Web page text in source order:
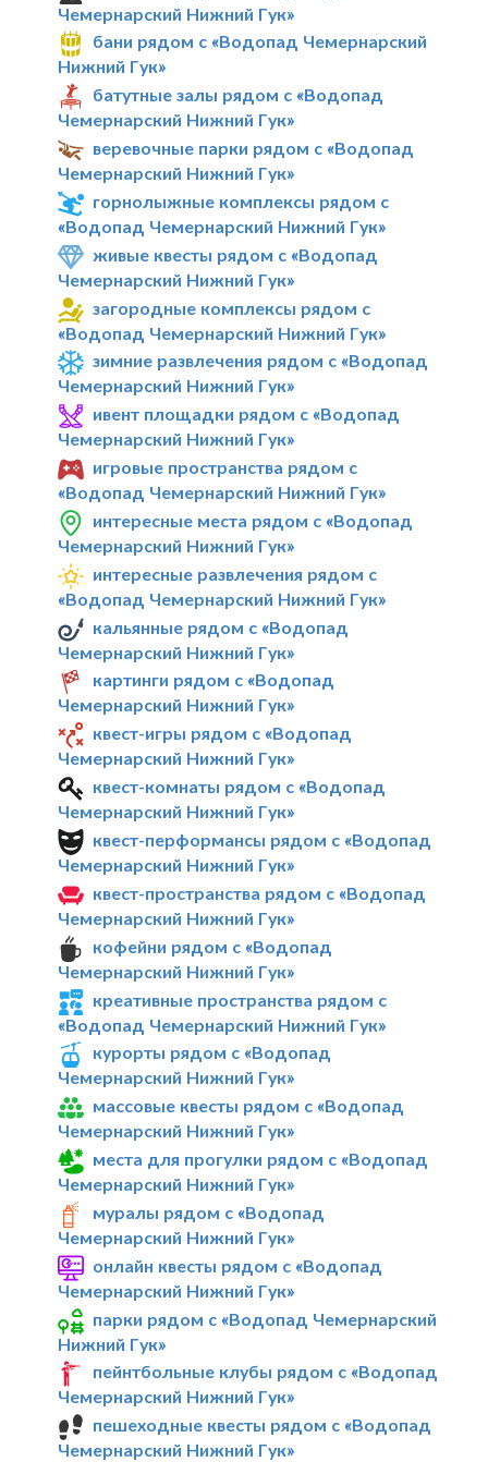
Чемернарский Нижний Гук»
бани рядом с «Водопад Чемернарский
Нижний Гук»
батутные залы рядом с «Водопад
Чемернарский Нижний Гук»
веревочные парки рядом с «Водопад
Чемернарский Нижний Гук»
горнолыжные комплексы рядом с
«Водопад Чемернарский Нижний Гук»
живые квесты рядом с «Водопад
Чемернарский Нижний Гук»
загородные комплексы рядом с
«Водопад Чемернарский Нижний Гук»
зимние развлечения рядом с «Водопад
Чемернарский Нижний Гук»
ивент площадки рядом с «Водопад
Чемернарский Нижний Гук»
игровые пространства рядом с
«Водопад Чемернарский Нижний Гук»
интересные места рядом с «Водопад
Чемернарский Нижний Гук»
интересные развлечения рядом с
«Водопад Чемернарский Нижний Гук»
кальянные рядом с «Водопад
Чемернарский Нижний Гук»
картинги рядом с «Водопад
Чемернарский Нижний Гук»
квест-игры рядом с «Водопад
Чемернарский Нижний Гук»
квест-комнаты рядом с «Водопад
Чемернарский Нижний Гук»
квест-перформансы рядом с «Водопад
Чемернарский Нижний Гук»
квест-пространства рядом с «Водопад
Чемернарский Нижний Гук»
кофейни рядом с «Водопад
Чемернарский Нижний Гук»
креативные пространства рядом с
«Водопад Чемернарский Нижний Гук»
курорты рядом с «Водопад
Чемернарский Нижний Гук»
массовые квесты рядом с «Водопад
Чемернарский Нижний Гук»
места для прогулки рядом с «Водопад
Чемернарский Нижний Гук»
муралы рядом с «Водопад
Чемернарский Нижний Гук»
онлайн квесты рядом с «Водопад
Чемернарский Нижний Гук»
парки рядом с «Водопад Чемернарский
Нижний Гук»
пейнтбольные клубы рядом с «Водопад
Чемернарский Нижний Гук»
пешеходные квесты рядом с «Водопад
Чемернарский Нижний Гук»